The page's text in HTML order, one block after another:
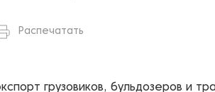
Распечатать
грузовиков, бульдозеров и